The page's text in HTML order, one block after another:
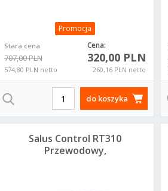
Promocja
Stara cena
707,00 PLN
574,80 PLN netto
Cena:
320,00 PLN
260,16 PLN netto
do koszyka
Salus Control RT310
Przewodowy,